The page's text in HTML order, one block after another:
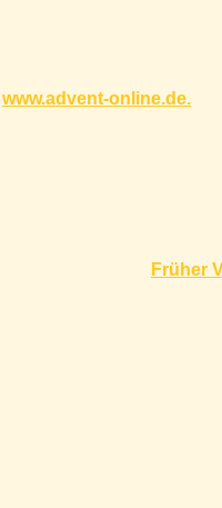
www.advent-online.de.
Früher